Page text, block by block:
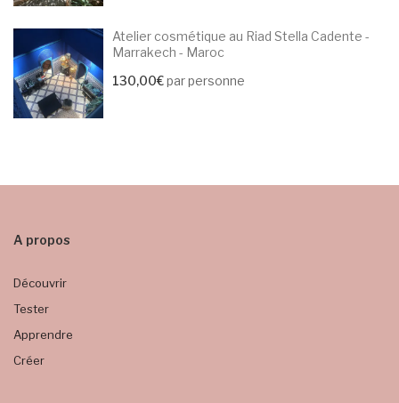
Atelier cosmétique au Riad Stella Cadente -
Marrakech - Maroc
130,00€par personne
A propos
Découvrir
Tester
Apprendre
Créer